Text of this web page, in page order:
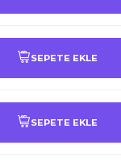
SEPETE EKLE
SEPETE EKLE